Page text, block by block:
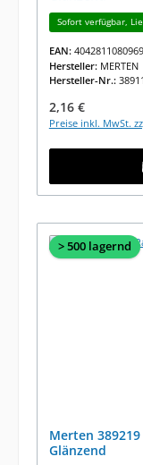
Sofort verfügbar,
EAN: 4042811080969
Hersteller: MERTEN
Hersteller-Nr.:
Regulärer Preis:
2,16 €
Preise inkl. MwSt.
> 500 lagernd
Merten
Glänzend